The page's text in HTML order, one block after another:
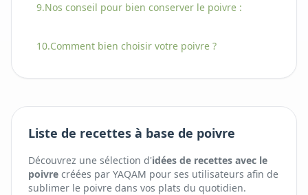
9.Nos conseil pour bien conserver le poivre :
10.Comment bien choisir votre poivre ?
Liste de recettes à base de poivre
Découvrez une sélection d'idées de recettes avec le
poivre créées par YAQAM pour ses utilisateurs afin de
sublimer le poivre dans vos plats du quotidien.